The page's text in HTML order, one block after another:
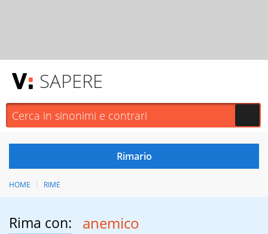
SAPERE
HOME RIME
Rima con: anemico